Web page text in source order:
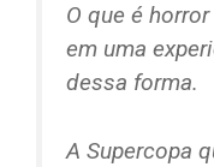
O que é
em uma
dessa forma.
A Supercopa